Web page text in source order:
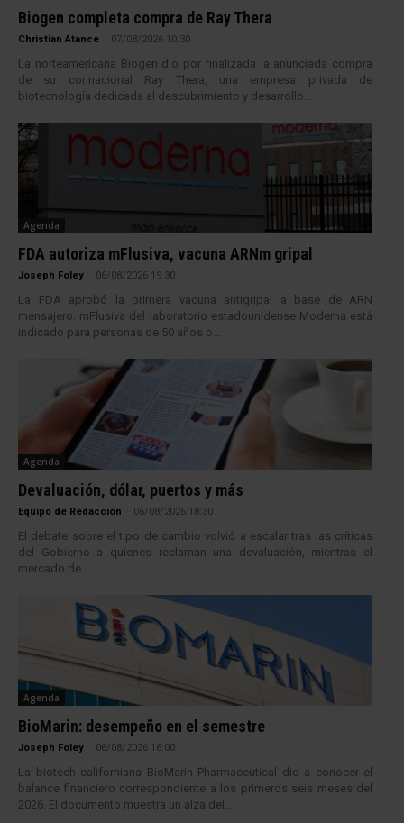
Biogen completa compra de Ray Thera
Christian Atance 07/08/2026 10:30
La norteamericana Biogen dio por finalizada la anunciada compra
de su connacional Ray Thera, una empresa privada de
biotecnología dedicada al descubrimiento y desarrollo...
Agenda
FDA autoriza mFlusiva, vacuna ARNm gripal
Joseph Foley 06/08/2026 19:30
La FDA aprobó la primera vacuna antigripal a base de ARN
mensajero. mFlusiva del laboratorio estadounidense Moderna está
indicado para personas de 50 años o...
Agenda
Devaluación, dólar, puertos y más
Equipo de Redacción 06/08/2026 18:30
El debate sobre el tipo de cambio volvió a escalar tras las críticas
del Gobierno a quienes reclaman una devaluación, mientras el
mercado de...
Agenda
BioMarin: desempeño en el semestre
Joseph Foley 06/08/2026 18:00
La biotech californiana BioMarin Pharmaceutical dio a conocer el
balance financiero correspondiente a los primeros seis meses del
2026. El documento muestra un alza del...